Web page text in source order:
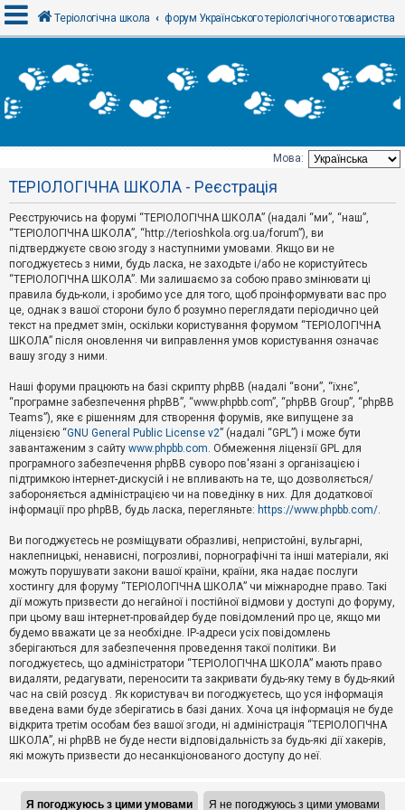
х
і
Т
е
м
и
б
е
з
в
і
д
п
о
в
і
д
й
А
к
т
и
в
н
і
м
и
П
о
ш
у
Д
о
п
о
м
Теріологічна школа форум Українського теріологічного товариства
Мова:
ТЕРІОЛОГІЧНА ШКОЛА - Реєстрація
Реєструючись на форумі “ТЕРІОЛОГІЧНА ШКОЛА” (надалі “ми”, “наш”,
“ТЕРІОЛОГІЧНА ШКОЛА”, “http://terioshkola.org.ua/forum”), ви
підтверджуєте свою згоду з наступними умовами. Якщо ви не
погоджуєтесь з ними, будь ласка, не заходьте і/або не користуйтесь
“ТЕРІОЛОГІЧНА ШКОЛА”. Ми залишаємо за собою право змінювати ці
правила будь-коли, і зробимо усе для того, щоб проінформувати вас про
це, однак з вашої сторони було б розумно переглядати періодично цей
текст на предмет змін, оскільки користування форумом “ТЕРІОЛОГІЧНА
ШКОЛА” після оновлення чи виправлення умов користування означає
вашу згоду з ними.
Наші форуми працюють на базі скрипту phpBB (надалі “вони”, “їхнє”,
“програмне забезпечення phpBB”, “www.phpbb.com”, “phpBB Group”, “phpBB
Teams”), яке є рішенням для створення форумів, яке випущене за
ліцензією “GNU General Public License v2” (надалі “GPL”) і може бути
завантаженим з сайту www.phpbb.com. Обмеження ліцензії GPL для
програмного забезпечення phpBB суворо пов'язані з організацією і
підтримкою інтернет-дискусій і не впливають на те, що дозволяється/
забороняється адміністрацією чи на поведінку в них. Для додаткової
інформації про phpBB, будь ласка, перегляньте: https://www.phpbb.com/.
Ви погоджуєтесь не розміщувати образливі, непристойні, вульгарні,
наклепницькі, ненависні, погрозливі, порнографічні та інші матеріали, які
можуть порушувати закони вашої країни, країни, яка надає послуги
хостингу для форуму “ТЕРІОЛОГІЧНА ШКОЛА” чи міжнародне право. Такі
дії можуть призвести до негайної і постійної відмови у доступі до форуму,
при цьому ваш інтернет-провайдер буде повідомлений про це, якщо ми
будемо вважати це за необхідне. IP-адреси усіх повідомлень
зберігаються для забезпечення проведення такої політики. Ви
погоджуєтесь, що адміністратори “ТЕРІОЛОГІЧНА ШКОЛА” мають право
видаляти, редагувати, переносити та закривати будь-яку тему в будь-який
час на свій розсуд . Як користувач ви погоджуєтесь, що уся інформація
введена вами буде зберігатись в базі даних. Хоча ця інформація не буде
відкрита третім особам без вашої згоди, ні адміністрація “ТЕРІОЛОГІЧНА
ШКОЛА”, ні phpBB не буде нести відповідальність за будь-які дії хакерів,
які можуть призвести до несанкціонованого доступу до неї.